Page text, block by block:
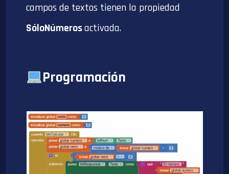
campos de textos tienen la propiedad
SóloNúmerosactivada.
Programación